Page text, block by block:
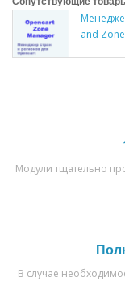
and
Модули тщательно
В случае